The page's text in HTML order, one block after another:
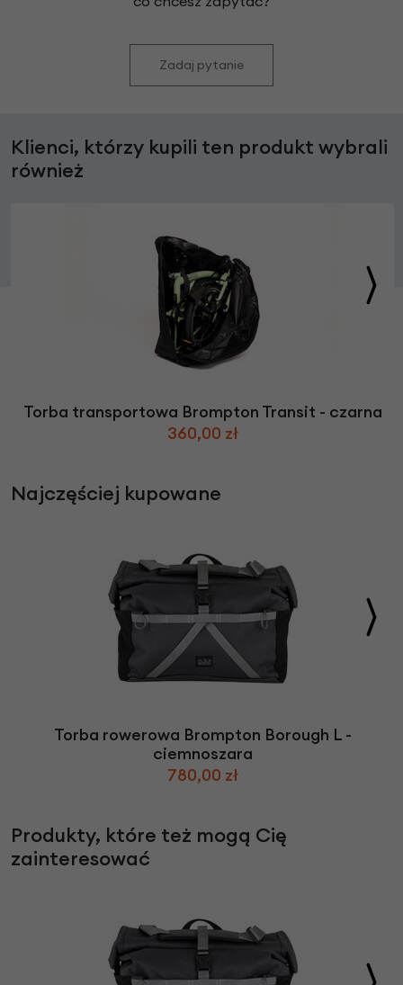
Zadaj pytanie
Klienci, którzy kupili ten produkt wybrali
również
Torba transportowa Brompton Transit - czarna
360,00 zł
Najczęściej kupowane
Torba rowerowa Brompton Borough L -
ciemnoszara
780,00 zł
Produkty, które też mogą Cię
zainteresować